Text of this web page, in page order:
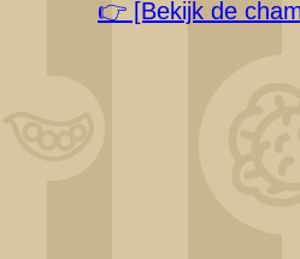
👉 [Bekijk de